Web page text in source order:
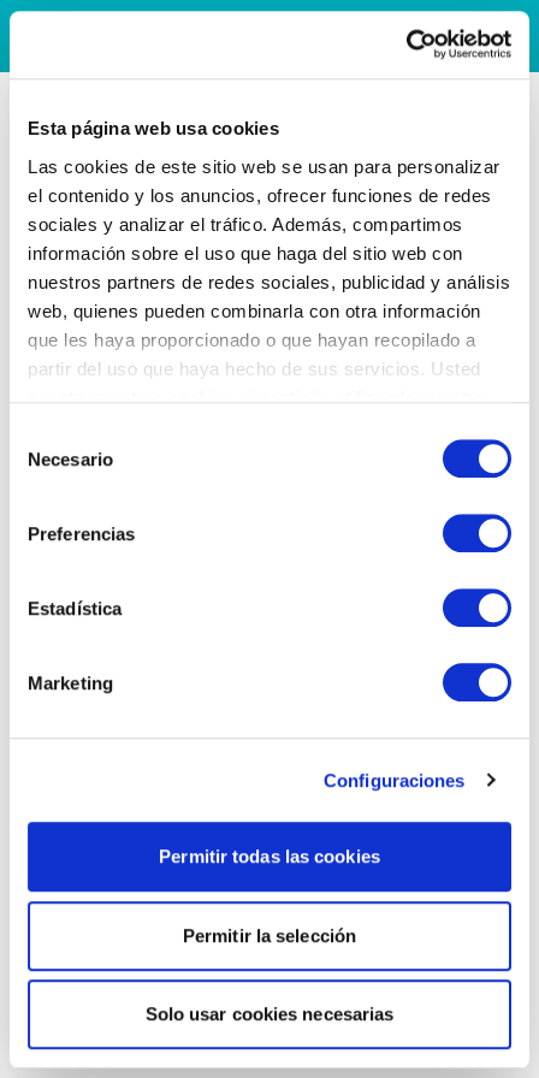
Esta página web usa cookies
Las cookies de este sitio web se usan para personalizar
el contenido y los anuncios, ofrecer funciones de redes
sociales y analizar el tráfico. Además, compartimos
información sobre el uso que haga del sitio web con
nuestros partners de redes sociales, publicidad y análisis
web, quienes pueden combinarla con otra información
que les haya proporcionado o que hayan recopilado a
partir del uso que haya hecho de sus servicios. Usted
Necesario
Preferencias
Estadística
Marketing
Configuraciones
Permitir todas las cookies
Permitir la selección
Solo usar cookies necesarias